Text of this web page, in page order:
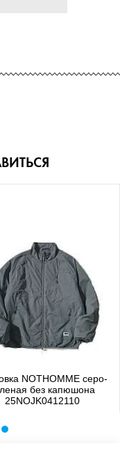
NOTHOMME серо-
без капюшона
25NOJK0412110